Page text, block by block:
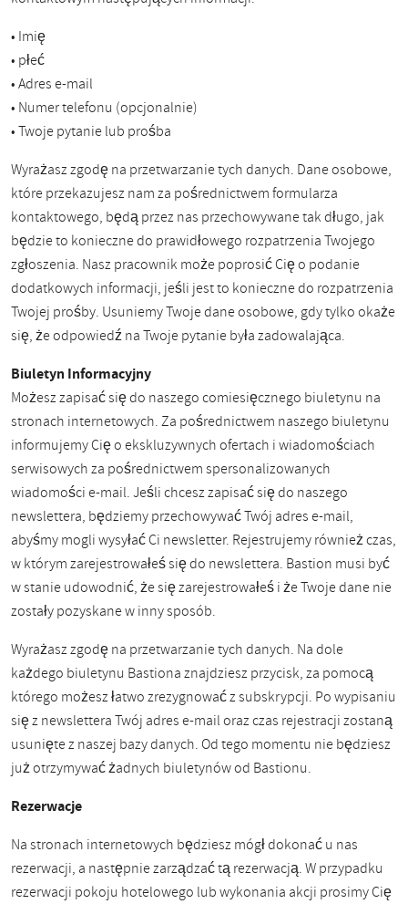
• Imię
• płeć
• Adres e-mail
• Numer telefonu (opcjonalnie)
• Twoje pytanie lub prośba
Wyrażasz zgodę na przetwarzanie tych danych. Dane osobowe,
które przekazujesz nam za pośrednictwem formularza
kontaktowego, będą przez nas przechowywane tak długo, jak
będzie to konieczne do prawidłowego rozpatrzenia Twojego
zgłoszenia. Nasz pracownik może poprosić Cię o podanie
dodatkowych informacji, jeśli jest to konieczne do rozpatrzenia
Twojej prośby. Usuniemy Twoje dane osobowe, gdy tylko okaże
się, że odpowiedź na Twoje pytanie była zadowalająca.
Biuletyn Informacyjny
Możesz zapisać się do naszego comiesięcznego biuletynu na
stronach internetowych. Za pośrednictwem naszego biuletynu
informujemy Cię o ekskluzywnych ofertach i wiadomościach
serwisowych za pośrednictwem spersonalizowanych
wiadomości e-mail. Jeśli chcesz zapisać się do naszego
newslettera, będziemy przechowywać Twój adres e-mail,
abyśmy mogli wysyłać Ci newsletter. Rejestrujemy również czas,
w którym zarejestrowałeś się do newslettera. Bastion musi być
w stanie udowodnić, że się zarejestrowałeś i że Twoje dane nie
zostały pozyskane w inny sposób.
Wyrażasz zgodę na przetwarzanie tych danych. Na dole
każdego biuletynu Bastiona znajdziesz przycisk, za pomocą
którego możesz łatwo zrezygnować z subskrypcji. Po wypisaniu
się z newslettera Twój adres e-mail oraz czas rejestracji zostaną
usunięte z naszej bazy danych. Od tego momentu nie będziesz
już otrzymywać żadnych biuletynów od Bastionu.
Rezerwacje
Na stronach internetowych będziesz mógł dokonać u nas
rezerwacji, a następnie zarządzać tą rezerwacją. W przypadku
rezerwacji pokoju hotelowego lub wykonania akcji prosimy Cię